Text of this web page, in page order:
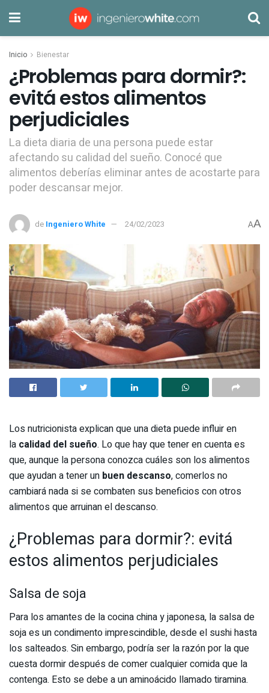
Inicio Bienestar
¿Problemas para dormir?:
evitá estos alimentos
perjudiciales
La dieta diaria de una persona puede estar
afectando su calidad del sueño. Conocé que
alimentos deberías eliminar antes de acostarte para
poder descansar mejor.
de Ingeniero White 24/02/2023 AA
Los nutricionista explican que una dieta puede influir en
la calidad del sueño. Lo que hay que tener en cuenta es
que, aunque la persona conozca cuáles son los alimentos
que ayudan a tener un buen descanso, comerlos no
cambiará nada si se combaten sus beneficios con otros
alimentos que arruinan el descanso.
¿Problemas para dormir?: evitá
estos alimentos perjudiciales
Salsa de soja
Para los amantes de la cocina china y japonesa, la salsa de
soja es un condimento imprescindible, desde el sushi hasta
los salteados. Sin embargo, podría ser la razón por la que
cuesta dormir después de comer cualquier comida que la
contenga. Esto se debe a un aminoácido llamado tiramina.